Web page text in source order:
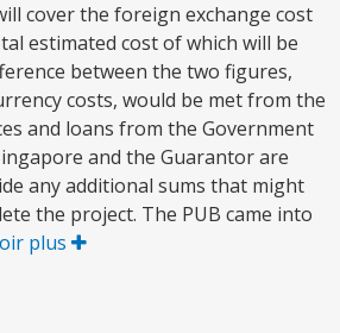
cover the foreign exchange cost
estimated cost of which will be
between the two figures,
costs, would be met from the
and loans from the Government
and the Guarantor are
any additional sums that might
the project. The PUB came into
plus